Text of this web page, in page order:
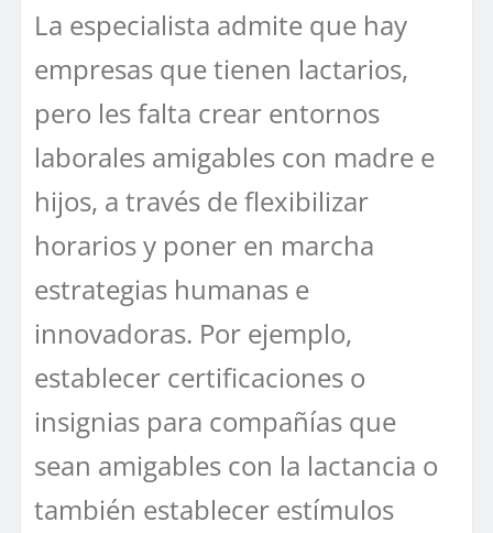
La especialista admite que hay
empresas que tienen lactarios,
pero les falta crear entornos
laborales amigables con madre e
hijos, a través de flexibilizar
horarios y poner en marcha
estrategias humanas e
innovadoras. Por ejemplo,
establecer certificaciones o
insignias para compañías que
sean amigables con la lactancia o
también establecer estímulos